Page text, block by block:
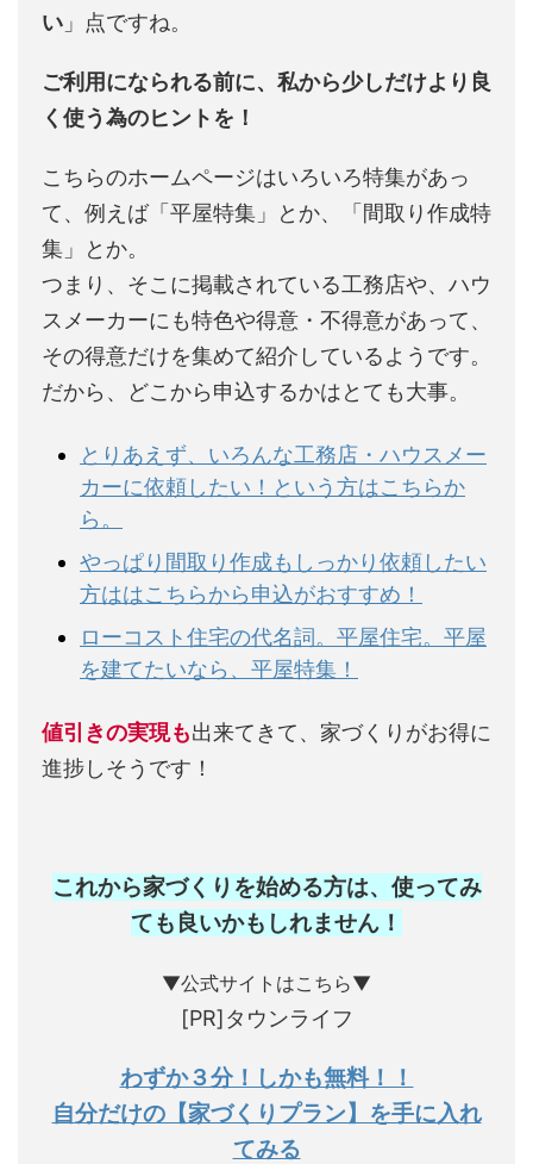
い 」点ですね。
ご利用になられる前に、私から少しだけより良
く使う為のヒントを！
こちらのホームページはいろいろ特集があっ
て、例えば「平屋特集」とか、「間取り作成特
集」とか。
つまり、そこに掲載されている工務店や、ハウ
スメーカーにも特色や得意・不得意があって、
その得意だけを集めて紹介しているようです。
だから、どこから申込するかはとても大事。
とりあえず、いろんな工務店・ハウスメー
カーに依頼したい！という方はこちらか
ら。
やっぱり間取り作成もしっかり依頼したい
方ははこちらから申込がおすすめ！
ローコスト住宅の代名詞。平屋住宅。平屋
を建てたいなら、平屋特集！
値引きの実現も出来てきて、家づくりがお得に
進捗しそうです！
これから家づくりを始める方は、使ってみ
ても良いかもしれません ！
▼公式サイトはこちら▼
[PR]タウンライフ
わずか３分！しかも無料！！
自分だけの【家づくりプラン】を手に入れ
てみる